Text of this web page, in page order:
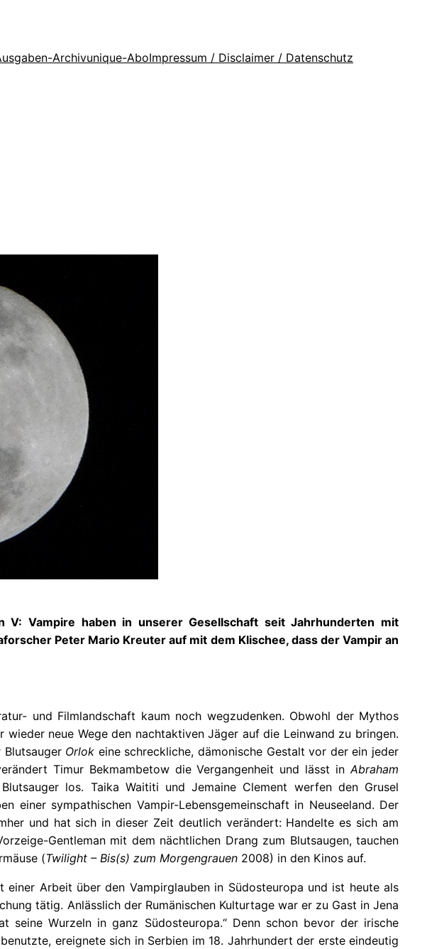
Archivunique-AboImpressum / Disclaimer / Datenschutz
V: Vampire haben in unserer Gesellschaft seit Jahrhunderten mit
Peter Mario Kreuter auf mit dem Klischee, dass der Vampir an
und Filmlandschaft kaum noch wegzudenken. Obwohl der Mythos
neue Wege den nachtaktiven Jäger auf die Leinwand zu bringen.
Orlok eine schreckliche, dämonische Gestalt vor der ein jeder
Timur Bekmambetow die Vergangenheit und lässt inAbraham
los. Taika Waititi und Jemaine Clement werfen den Grusel
einer sympathischen Vampir-Lebensgemeinschaft in Neuseeland. Der
und hat sich in dieser Zeit deutlich verändert: Handelte es sich am
Gentleman mit dem nächtlichen Drang zum Blutsaugen, tauchen
(Twilight – Bis(s) zum Morgengrauen 2008) in den Kinos auf.
Arbeit über den Vampirglauben in Südosteuropa und ist heute als
tätig. Anlässlich der Rumänischen Kulturtage war er zu Gast in Jena
seine Wurzeln in ganz Südosteuropa.“ Denn schon bevor der irische
ereignete sich in Serbien im 18. Jahrhundert der erste eindeutig